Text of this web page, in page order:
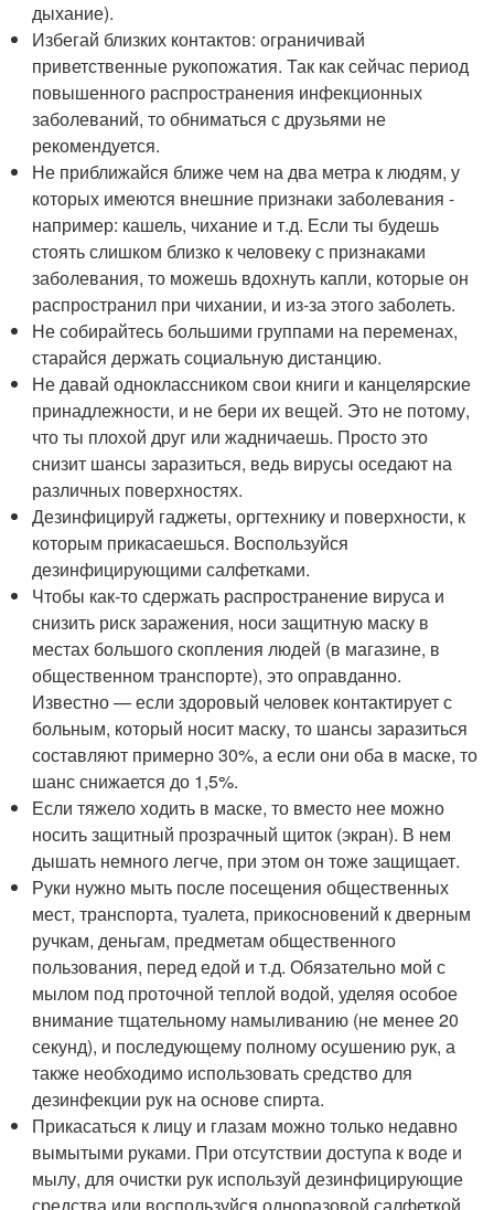
дыхание).
Избегай близких контактов: ограничивай
приветственные рукопожатия. Так как сейчас период
повышенного распространения инфекционных
заболеваний, то обниматься с друзьями не
рекомендуется.
Не приближайся ближе чем на два метра к людям, у
которых имеются внешние признаки заболевания -
например: кашель, чихание и т.д. Если ты будешь
стоять слишком близко к человеку с признаками
заболевания, то можешь вдохнуть капли, которые он
распространил при чихании, и из-за этого заболеть.
Не собирайтесь большими группами на переменах,
старайся держать социальную дистанцию.
Не давай одноклассником свои книги и канцелярские
принадлежности, и не бери их вещей. Это не потому,
что ты плохой друг или жадничаешь. Просто это
снизит шансы заразиться, ведь вирусы оседают на
различных поверхностях.
Дезинфицируй гаджеты, оргтехнику и поверхности, к
которым прикасаешься. Воспользуйся
дезинфицирующими салфетками.
Чтобы как-то сдержать распространение вируса и
снизить риск заражения, носи защитную маску в
местах большого скопления людей (в магазине, в
общественном транспорте), это оправданно.
Известно — если здоровый человек контактирует с
больным, который носит маску, то шансы заразиться
составляют примерно 30%, а если они оба в маске, то
шанс снижается до 1,5%.
Если тяжело ходить в маске, то вместо нее можно
носить защитный прозрачный щиток (экран). В нем
дышать немного легче, при этом он тоже защищает.
Руки нужно мыть после посещения общественных
мест, транспорта, туалета, прикосновений к дверным
ручкам, деньгам, предметам общественного
пользования, перед едой и т.д. Обязательно мой с
мылом под проточной теплой водой, уделяя особое
внимание тщательному намыливанию (не менее 20
секунд), и последующему полному осушению рук, а
также необходимо использовать средство для
дезинфекции рук на основе спирта.
Прикасаться к лицу и глазам можно только недавно
вымытыми руками. При отсутствии доступа к воде и
мылу, для очистки рук используй дезинфицирующие